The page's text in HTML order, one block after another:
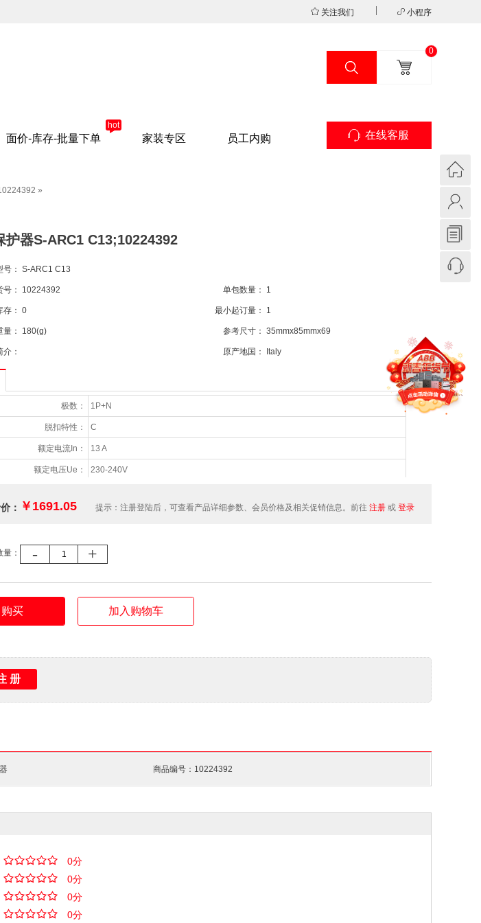
关注我们 小程序
0
面价-库存-批量下单
hot
家装专区 员工内购 在线客服
»
护器S-ARC1 C13;10224392
号： S-ARC1 C13
号： 10224392 单包数量： 1
存： 0 最小起订量： 1
： 180(g) 参考尺寸： 35mmx85mmx69
： 原产地国： Italy
极数： 1P+N
脱扣特性： C
额定电流In： 13 A
额定电压Ue： 230-240V
额定分断能力(Icn)： 6000 V
中性极位置： 右侧
机械寿命： 20000
： ￥1691.05 提示：注册登陆后，可查看产品详细参数、会员价格及相关促销信息。前往 注册 或 登录
量： - +
买 加入购物车
册
商品编号：10224392
/////
..... 0分
/////
..... 0分
/////
..... 0分
/////
..... 0分